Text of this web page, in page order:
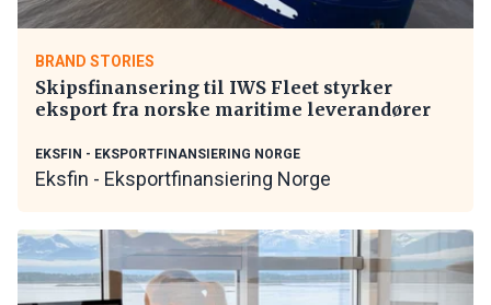
BRAND STORIES
Skipsfinansering til IWS Fleet styrker
eksport fra norske maritime leverandører
EKSFIN - EKSPORTFINANSIERING NORGE
Eksfin - Eksportfinansiering Norge